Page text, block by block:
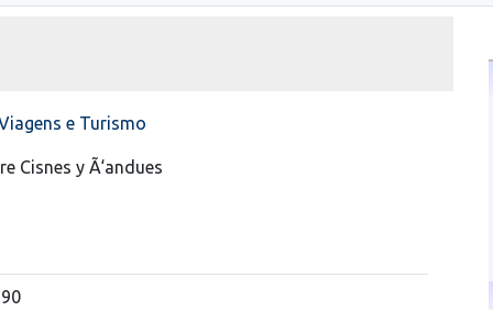
e Turismo
Cisnes y Ã‘andues